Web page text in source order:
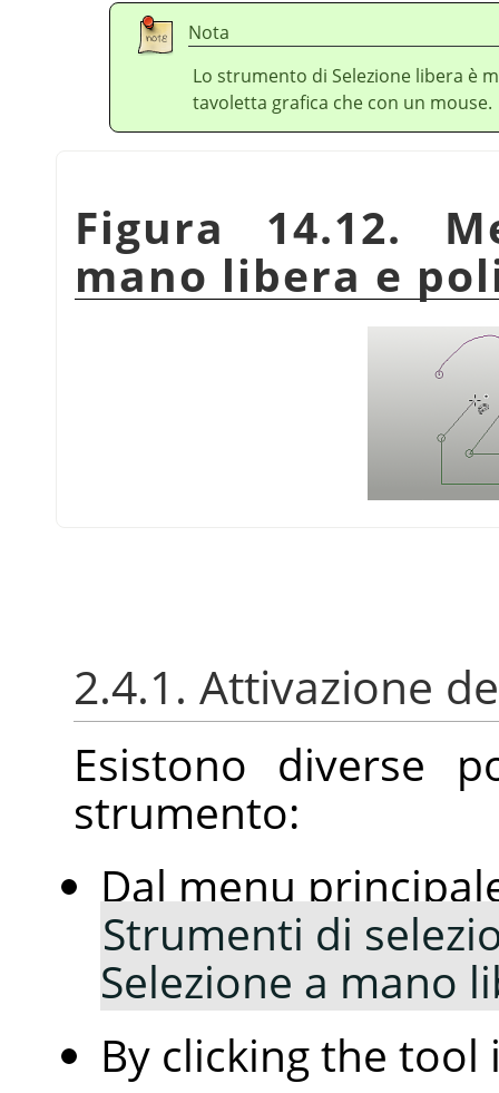
Nota
Lo strumento di Selezione libera è
tavoletta grafica che con un mouse.
Figura 14.12.
mano libera e
2.4.1. Attivazione
Esistono diverse
strumento:
Dal menu
Strumenti di
Selezione a mano
By clicking the